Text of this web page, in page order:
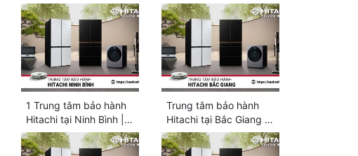
1 Trung tâm bảo hành
Hitachi tại Ninh Bình |
Chính thức, 24/7
Trung tâm bảo hành
Hitachi tại Bắc Giang |
1+ địa chỉ chính thức